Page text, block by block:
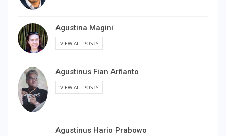
Agustina Magini
VIEW ALL POSTS
Agustinus Fian Arfianto
VIEW ALL POSTS
Agustinus Hario Prabowo